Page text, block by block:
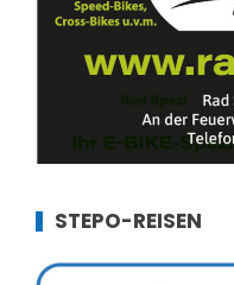
STEPO-REISEN